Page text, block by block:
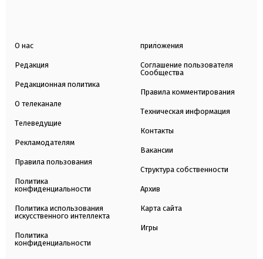
О нас
Редакция
Редакционная политика
О телеканале
Телеведущие
Рекламодателям
Правила пользования
Политика
конфиденциальности
Политика использования
искусственного интеллекта
Политика
конфиденциальности
приложения
Соглашение пользователя
Сообщества
Правила комментирования
Техническая информация
Контакты
Вакансии
Структура собственности
Архив
Карта сайта
Игры